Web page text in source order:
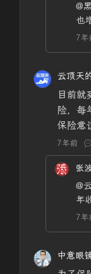
@
也
7年
云顶天
目前就
险，每
保险意
7年前
张
@
年
7年
中意眼